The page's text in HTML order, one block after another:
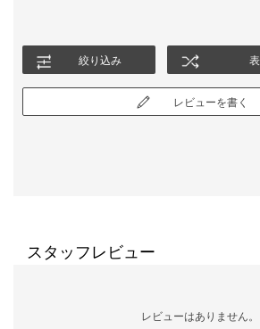
絞り込み
レビューを書く
スタッフレビュー
レビューはありません。